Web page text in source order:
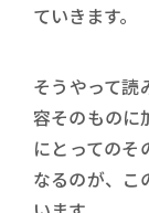
ていきます。
そうやって読
容そのものに
にとってのそ
なるのが、こ